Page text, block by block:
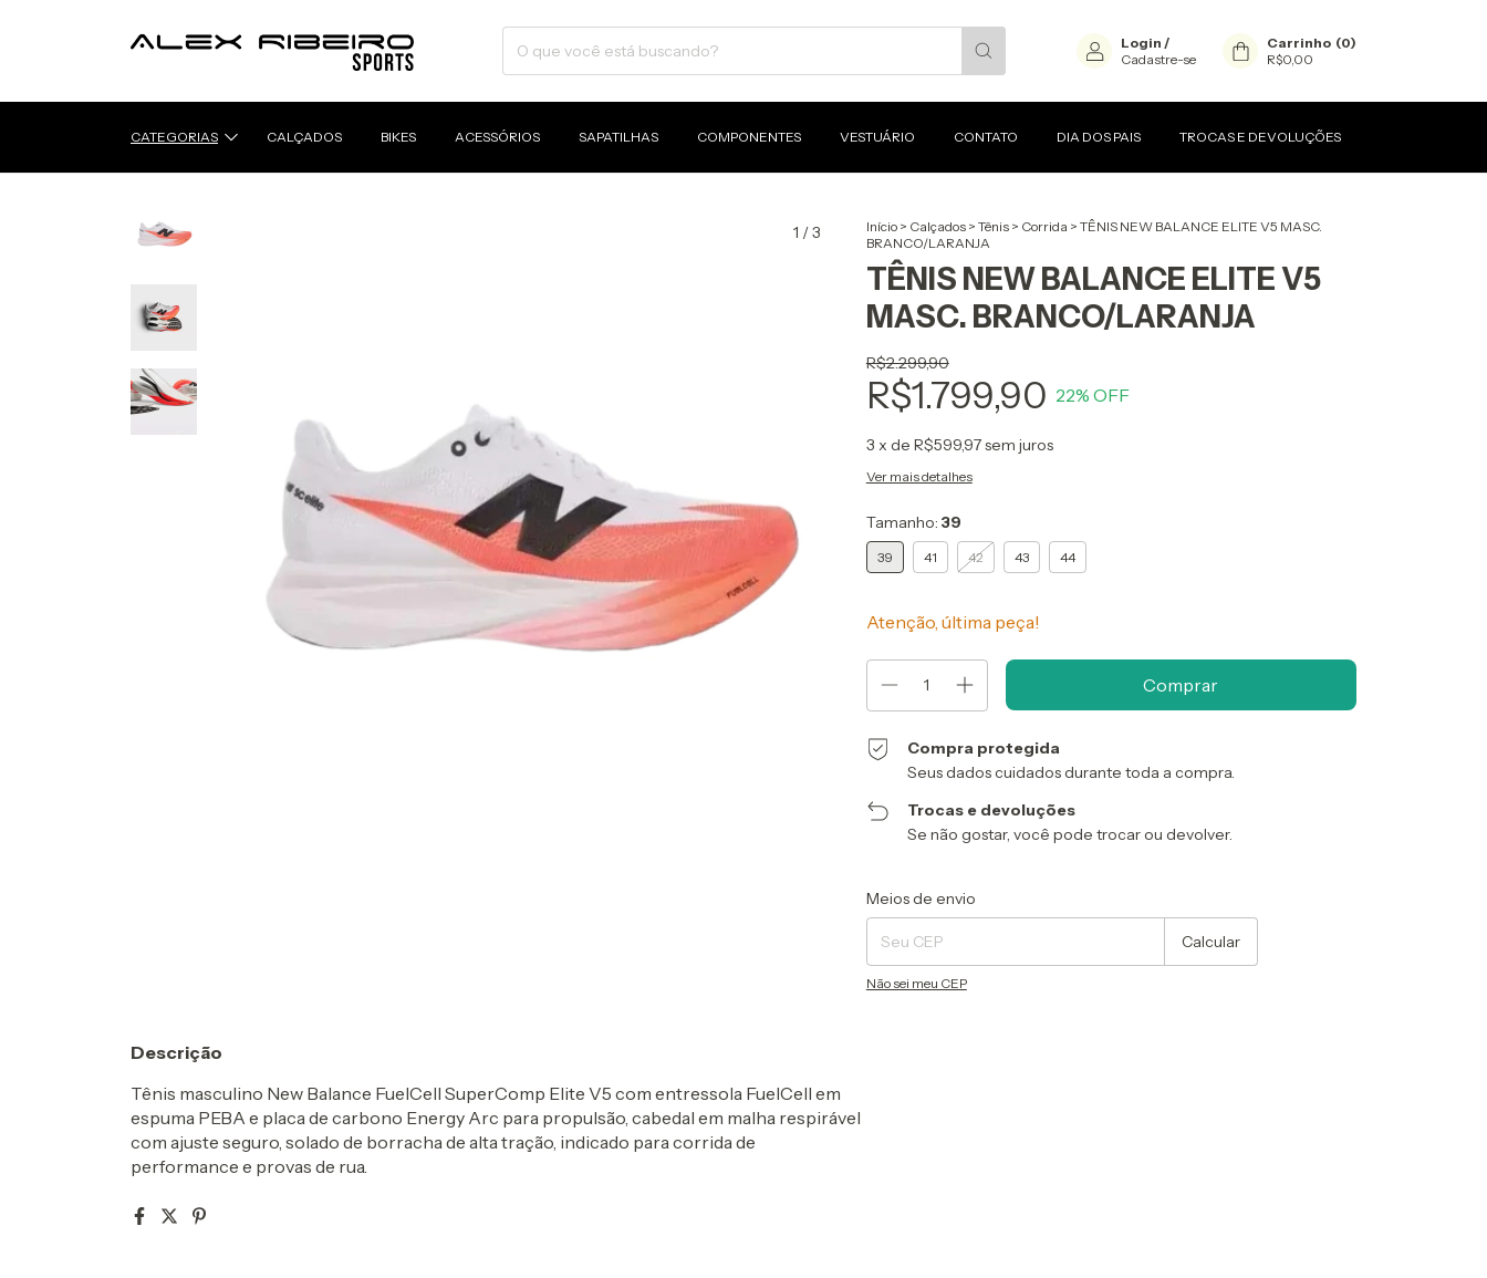
Login /
Cadastre-se
Carrinho (0)
R$0,00
CATEGORIAS CALÇADOS BIKES ACESSÓRIOS SAPATILHAS COMPONENTES VESTUÁRIO CONTATO DIA DOS PAIS TROCAS E DEVOLUÇÕES
1 /3 Início > Calçados > Tênis > Corrida > TÊNIS NEW BALANCE ELITE V5 MASC.
BRANCO/LARANJA
TÊNIS NEW BALANCE ELITE V5
MASC. BRANCO/LARANJA
R$2.299,90
R$1.799,90 22% OFF
3 x de R$599,97sem juros
Ver mais detalhes
Tamanho: 39
39 41 42 43 44
Atenção, última peça!
Compra protegida
Seus dados cuidados durante toda a compra.
Trocas e devoluções
Se não gostar, você pode trocar ou devolver.
Entregas para o CEP:
Meios de envio
Calcular
Não sei meu CEP
Descrição
Tênis masculino New Balance FuelCell SuperComp Elite V5 com entressola FuelCell em
espuma PEBA e placa de carbono Energy Arc para propulsão, cabedal em malha respirável
com ajuste seguro, solado de borracha de alta tração, indicado para corrida de
performance e provas de rua.